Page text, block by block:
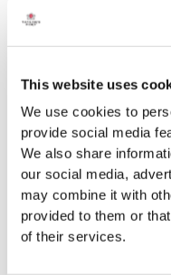
This website uses
We use cookies to
provide social media
We also share
our social media,
may combine it with
provided to them or
of their services.
en las laderas más altas de
utilizadas incluyen la Arinto,
Folgasão, Gouveio, Viosinho y...
1997
Después de las nevadas
primavera de 1997 fueron
normal ocasionaron un
caluroso. Como resultado, las...